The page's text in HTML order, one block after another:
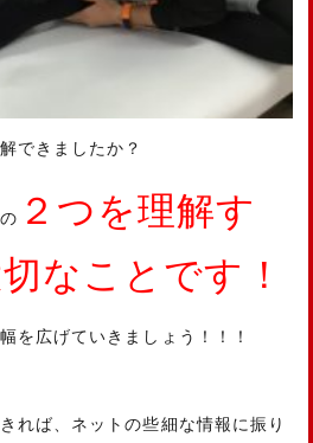
できましたか？
２つを理解す
なことです！
を広げていきましょう！！！
れば、ネットの些細な情報に振り